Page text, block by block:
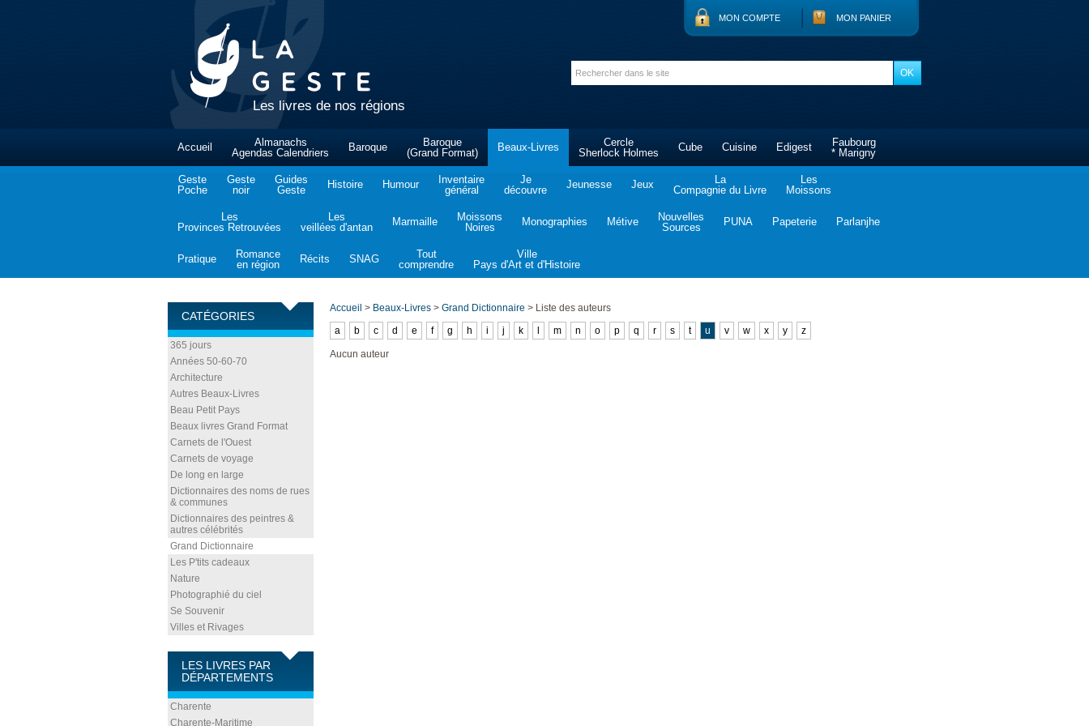
Les livres de nos régions
MON COMPTE MON PANIER
Accueil
Almanachs
Agendas Calendriers
Baroque
Baroque
(Grand Format)
Beaux-Livres
Cercle
Sherlock Holmes
Cube Cuisine Edigest
Faubourg
* Marigny
Geste
Poche
Geste
noir
Guides
Geste
Histoire Humour
Inventaire
général
Je
découvre
Jeunesse Jeux
La
Compagnie du Livre
Les
Moissons
Les
Provinces Retrouvées
Les
veillées d'antan
Marmaille
Moissons
Noires
Monographies Métive
Nouvelles
Sources
PUNA Papeterie Parlanjhe
Pratique
Romance
en région
Récits SNAG
Tout
comprendre
Ville
Pays d'Art et d'Histoire
CATÉGORIES
365 jours
Années 50-60-70
Architecture
Autres Beaux-Livres
Beau Petit Pays
Beaux livres Grand Format
Carnets de l'Ouest
Carnets de voyage
De long en large
Dictionnaires des noms de rues
& communes
Dictionnaires des peintres &
autres célébrités
Grand Dictionnaire
Les P'tits cadeaux
Nature
Photographié du ciel
Se Souvenir
Villes et Rivages
LES LIVRES PAR
DÉPARTEMENTS
Charente
Charente-Maritime
Accueil > Beaux-Livres > Grand Dictionnaire > Liste des auteurs
a
b c d e f g h i j k m n o p q r s t u v w x y z
Aucun auteur